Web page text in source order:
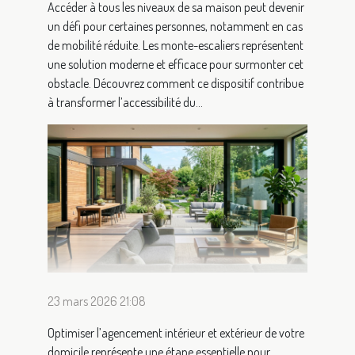
Accéder à tous les niveaux de sa maison peut devenir
un défi pour certaines personnes, notamment en cas
de mobilité réduite. Les monte-escaliers représentent
une solution moderne et efficace pour surmonter cet
obstacle. Découvrez comment ce dispositif contribue
à transformer l’accessibilité du...
23 mars 2026 21:08
Optimiser l’agencement intérieur et extérieur de votre